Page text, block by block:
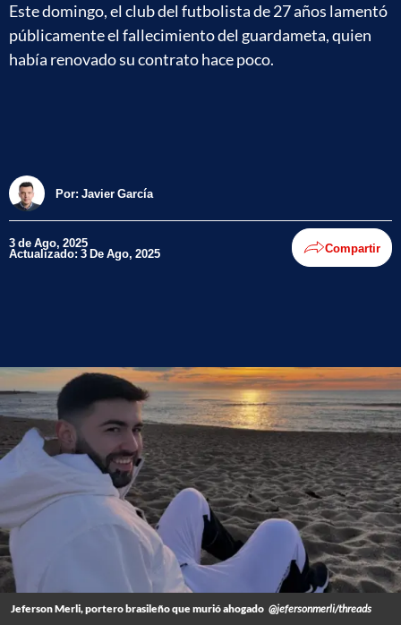
Este domingo, el club del futbolista de 27 años lamentó
públicamente el fallecimiento del guardameta, quien
había renovado su contrato hace poco.
Por: Javier García
3 de Ago, 2025
Actualizado: 3 De Ago, 2025 Compartir
Jeferson Merli, portero brasileño que murió ahogado @jefersonmerli/threads